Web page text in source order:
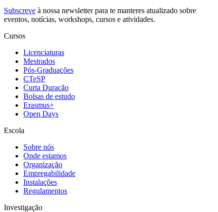
Subscreve à nossa newsletterpara te manteres atualizado sobre
eventos, notícias, workshops, cursos e atividades.
Cursos
Licenciaturas
Mestrados
Pós-Graduações
CTeSP
Curta Duração
Bolsas de estudo
Erasmus+
Open Days
Escola
Sobre nós
Onde estamos
Organização
Empregabilidade
Instalações
Regulamentos
Investigação